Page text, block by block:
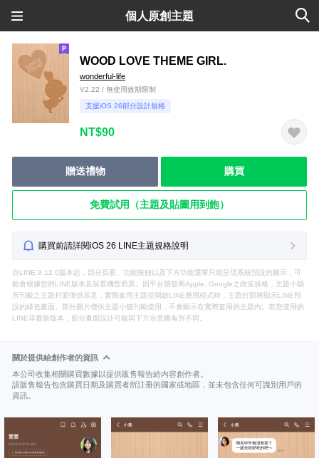
個人原創主題
WOOD LOVE THEME GIRL.
wonderful-life
V2.22 / 無使用效期限制
支援iOS 26部分設計規格
NT$90
贈送禮物 購買
免費試用（主題及貼圖用到飽）
購買前請詳閱iOS 26 LINE主題規格說明
自LINE 9.12.0版本起，部分頁面、功能按鈕以及下方功能選單只能呈現系統預設的圖示，可
能會根據您的LINE版本及裝置機型而異。因平台開發商Apple, Google之政策規格，主題小舖
所刊載之主題封面僅供示意，實際套用主題並開啟LINE應用程式時，主題封面將顯示LINE預
設的綠色畫面。部分圖片僅供主題小舖刊載使用，不會顯示在實際套用的主題內。若您使用的
LINE非最新版本，部分畫面設計可能與下方示意圖有所不同。
關於提供給創作者的資訊
本公司收集相關購買數據以提供販售報告給內容創作者。
該販售報告包含購買日期及購買者所註冊的國家或地區，並未包含任何可識別用戶的
資訊。